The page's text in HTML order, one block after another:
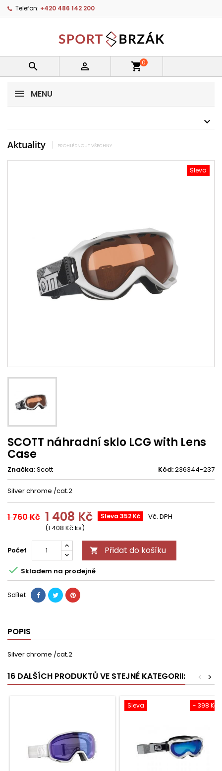
Telefon: +420 486 142 200
  shopping_cart0
MENU
Aktuality PROHLÉDNOUT VŠECHNY
Sleva
SCOTT náhradní sklo LCG with Lens
Case
Značka:Scott Kód:236344-237
Silver chrome /cat.2
1 760 Kč 1 408 Kč Sleva 352 Kč
(1 408 Kč ks)
Vč. DPH
Počet  Přidat do košíku
 Skladem na prodejně
Sdílet
POPIS
Silver chrome /cat.2
16 DALŠÍCH PRODUKTŮ VE STEJNÉ KATEGORII: >
<
- 398 Kč
Sleva